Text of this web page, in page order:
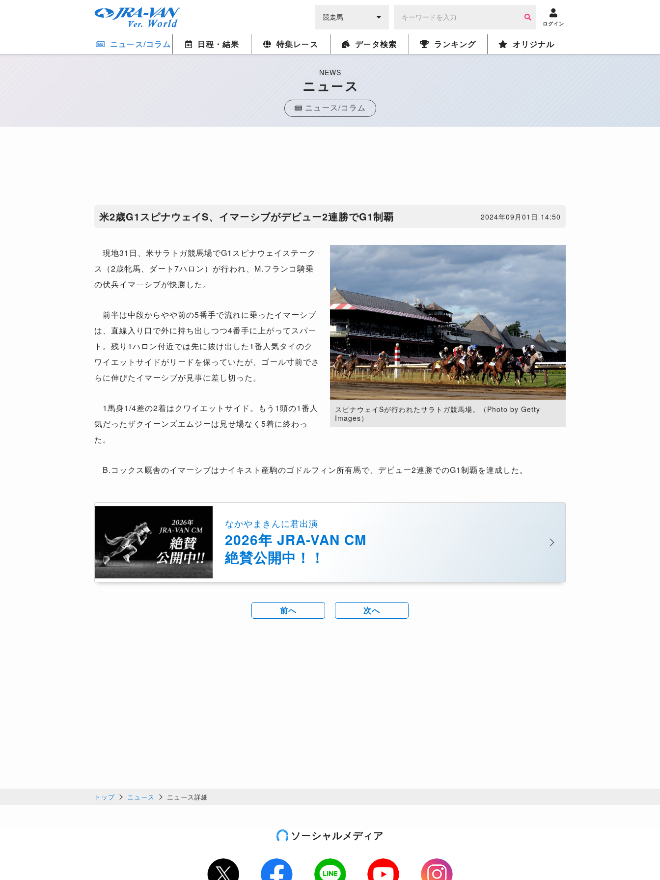
ログイン
ニュース/コラム 日程・結果 特集レース データ検索 ランキング オリジナル
NEWS
ニュース
ニュース/コラム
米2歳G1スピナウェイS、イマーシブがデビュー2連勝でG1制覇 2024年09月01日 14:50
スピナウェイSが行われたサラトガ競馬場。（Photo by Getty
Images）
現地31日、米サラトガ競馬場でG1スピナウェイステーク
ス（2歳牝馬、ダート7ハロン）が行われ、M.フランコ騎乗
の伏兵イマーシブが快勝した。
前半は中段からやや前の5番手で流れに乗ったイマーシブ
は、直線入り口で外に持ち出しつつ4番手に上がってスパー
ト。残り1ハロン付近では先に抜け出した1番人気タイのク
ワイエットサイドがリードを保っていたが、ゴール寸前でさ
らに伸びたイマーシブが見事に差し切った。
1馬身1/4差の2着はクワイエットサイド。もう1頭の1番人
気だったザクイーンズエムジーは見せ場なく5着に終わっ
た。
B.コックス厩舎のイマーシブはナイキスト産駒のゴドルフィン所有馬で、デビュー2連勝でのG1制覇を達成した。
なかやまきんに君出演
2026年 JRA-VAN CM
絶賛公開中！！
前へ 次へ
トップ ニュース ニュース詳細
ソーシャルメディア